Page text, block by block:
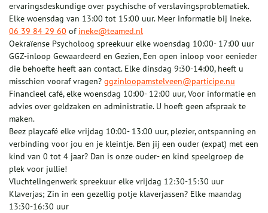
ervaringsdeskundige over psychische of verslavingsproblematiek.
Elke woensdag van 13:00 tot 15:00 uur. Meer informatie bij Ineke.
06 39 84 29 60 of ineke@teamed.nl
Oekraïense Psycholoog spreekuur elke woensdag 10:00- 17:00 uur
GGZ-inloop Gewaardeerd en Gezien, Een open inloop voor eenieder
die behoefte heeft aan contact. Elke dinsdag 9:30-14:00, heeft u
misschien vooraf vragen? ggzinloopamstelveen@participe.nu
Financieel café, elke woensdag 10:00- 12:00 uur, Voor informatie en
advies over geldzaken en administratie. U hoeft geen afspraak te
maken.
Beez playcafé elke vrijdag 10:00- 13:00 uur, plezier, ontspanning en
verbinding voor jou en je kleintje. Ben jij een ouder (expat) met een
kind van 0 tot 4 jaar? Dan is onze ouder- en kind speelgroep de
plek voor jullie!
Vluchtelingenwerk spreekuur elke vrijdag 12:30-15:30 uur
Klaverjas; Zin in een gezellig potje klaverjassen? Elke maandag
13:30-16:30 uur